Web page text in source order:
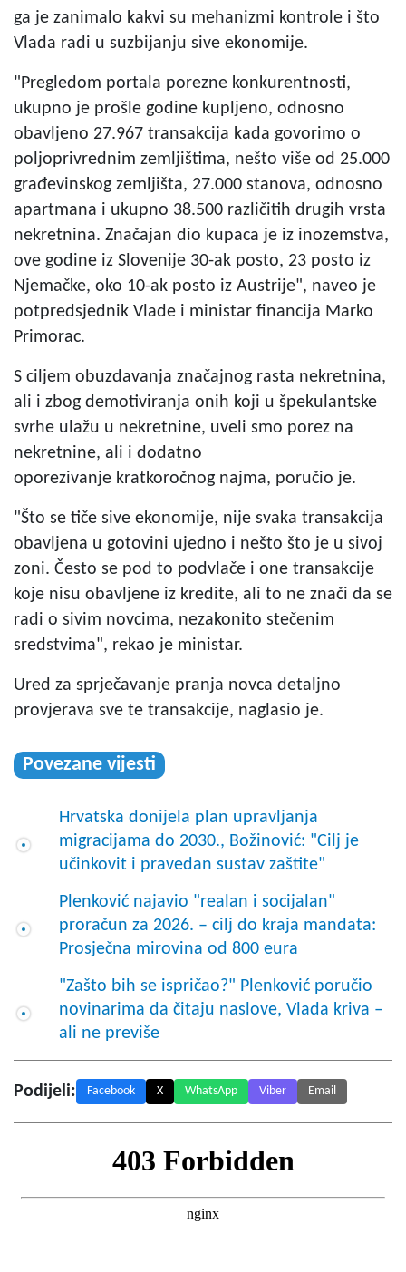
ga je zanimalo kakvi su mehanizmi kontrole i što
Vlada radi u suzbijanju sive ekonomije.
"Pregledom portala porezne konkurentnosti,
ukupno je prošle godine kupljeno, odnosno
obavljeno 27.967 transakcija kada govorimo o
poljoprivrednim zemljištima, nešto više od 25.000
građevinskog zemljišta, 27.000 stanova, odnosno
apartmana i ukupno 38.500 različitih drugih vrsta
nekretnina. Značajan dio kupaca je iz inozemstva,
ove godine iz Slovenije 30-ak posto, 23 posto iz
Njemačke, oko 10-ak posto iz Austrije", naveo je
potpredsjednik Vlade i ministar financija Marko
Primorac.
S ciljem obuzdavanja značajnog rasta nekretnina,
ali i zbog demotiviranja onih koji u špekulantske
svrhe ulažu u nekretnine, uveli smo porez na
nekretnine, ali i dodatno
oporezivanje kratkoročnog najma, poručio je.
"Što se tiče sive ekonomije, nije svaka transakcija
obavljena u gotovini ujedno i nešto što je u sivoj
zoni. Često se pod to podvlače i one transakcije
koje nisu obavljene iz kredite, ali to ne znači da se
radi o sivim novcima, nezakonito stečenim
sredstvima", rekao je ministar.
Ured za sprječavanje pranja novca detaljno
provjerava sve te transakcije, naglasio je.
Povezane vijesti
Hrvatska donijela plan upravljanja
migracijama do 2030., Božinović: "Cilj je
učinkovit i pravedan sustav zaštite"
Plenković najavio "realan i socijalan"
proračun za 2026. – cilj do kraja mandata:
Prosječna mirovina od 800 eura
"Zašto bih se ispričao?" Plenković poručio
novinarima da čitaju naslove, Vlada kriva –
ali ne previše
Podijeli: Facebook X WhatsApp Viber Email